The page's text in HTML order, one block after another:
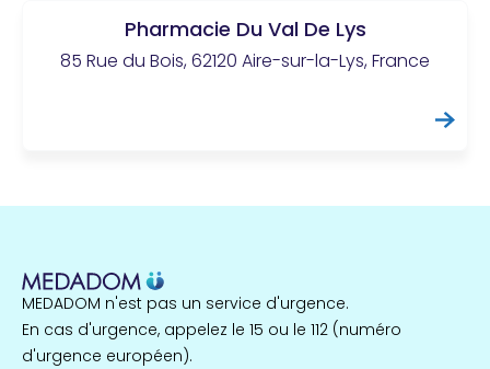
Pharmacie Du Val De Lys
85 Rue du Bois, 62120 Aire-sur-la-Lys, France
MEDADOM n'est pas un service d'urgence.
En cas d'urgence, appelez le 15 ou le 112 (numéro
d'urgence européen).